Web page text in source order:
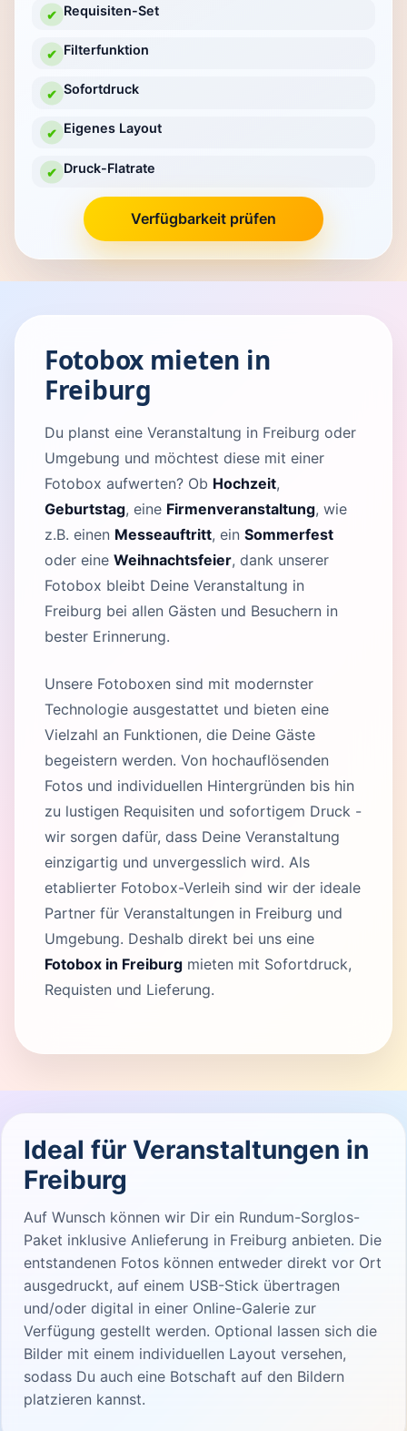
✔ Requisiten-Set
✔ Filterfunktion
✔ Sofortdruck
✔ Eigenes Layout
✔ Druck-Flatrate
Verfügbarkeit prüfen
Fotobox mieten in
Freiburg
Du planst eine Veranstaltung in Freiburg oder
Umgebung und möchtest diese mit einer
Fotobox aufwerten? Ob Hochzeit,
Geburtstag, eine Firmenveranstaltung, wie
z.B. einen Messeauftritt, ein Sommerfest
oder eine Weihnachtsfeier, dank unserer
Fotobox bleibt Deine Veranstaltung in
Freiburg bei allen Gästen und Besuchern in
bester Erinnerung.
Unsere Fotoboxen sind mit modernster
Technologie ausgestattet und bieten eine
Vielzahl an Funktionen, die Deine Gäste
begeistern werden. Von hochauflösenden
Fotos und individuellen Hintergründen bis hin
zu lustigen Requisiten und sofortigem Druck -
wir sorgen dafür, dass Deine Veranstaltung
einzigartig und unvergesslich wird. Als
etablierter Fotobox-Verleih sind wir der ideale
Partner für Veranstaltungen in Freiburg und
Umgebung. Deshalb direkt bei uns eine
Fotobox in Freiburg mieten mit Sofortdruck,
Requisten und Lieferung.
Ideal für Veranstaltungen in
Freiburg
Auf Wunsch können wir Dir ein Rundum-Sorglos-
Paket inklusive Anlieferung in Freiburg anbieten. Die
entstandenen Fotos können entweder direkt vor Ort
ausgedruckt, auf einem USB-Stick übertragen
und/oder digital in einer Online-Galerie zur
Verfügung gestellt werden. Optional lassen sich die
Bilder mit einem individuellen Layout versehen,
sodass Du auch eine Botschaft auf den Bildern
platzieren kannst.